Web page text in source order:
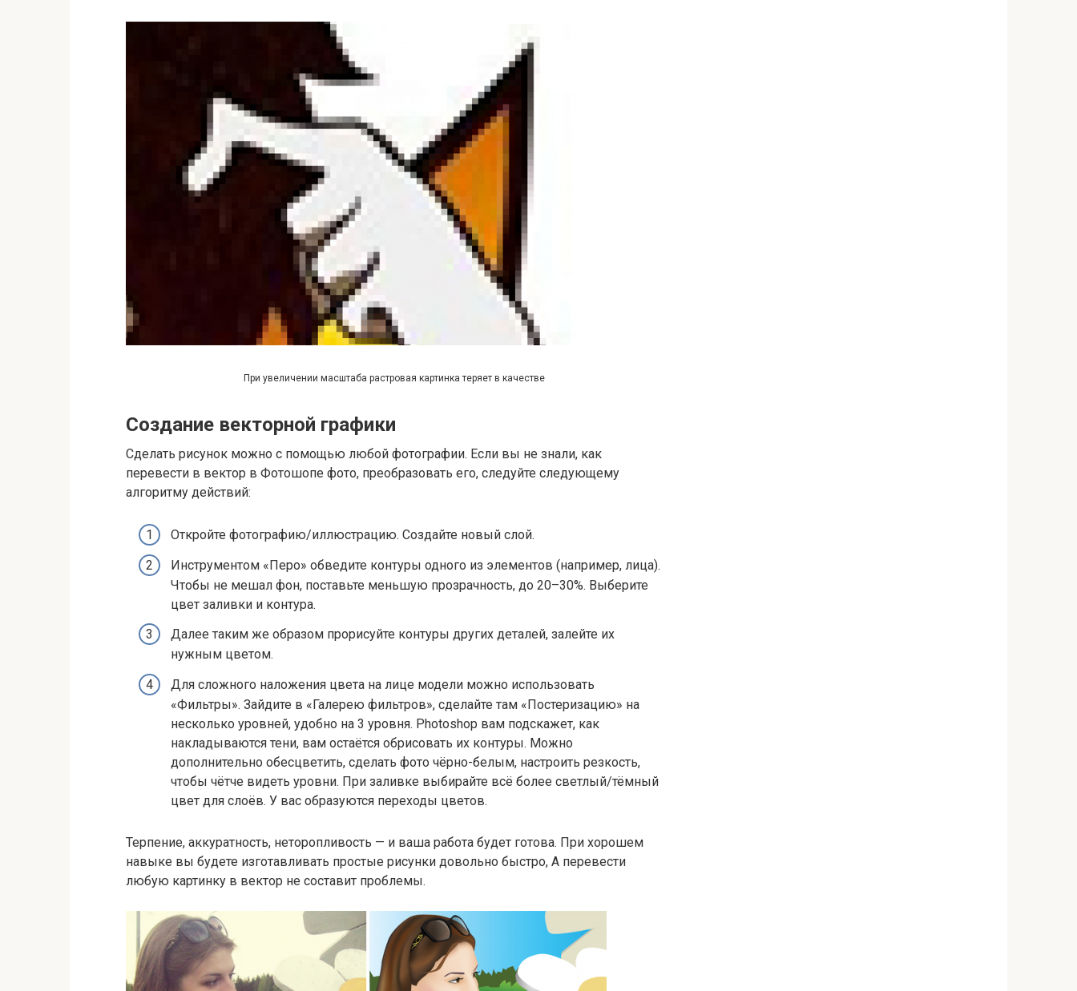
При увеличении масштаба растровая картинка теряет в качестве
Создание векторной графики
Сделать рисунок можно с помощью любой фотографии. Если вы не знали, как
перевести в вектор в Фотошопе фото, преобразовать его, следуйте следующему
алгоритму действий:
Откройте фотографию/иллюстрацию. Создайте новый слой.
Инструментом «Перо» обведите контуры одного из элементов (например, лица).
Чтобы не мешал фон, поставьте меньшую прозрачность, до 20–30%. Выберите
цвет заливки и контура.
Далее таким же образом прорисуйте контуры других деталей, залейте их
нужным цветом.
Для сложного наложения цвета на лице модели можно использовать
«Фильтры». Зайдите в «Галерею фильтров», сделайте там «Постеризацию» на
несколько уровней, удобно на 3 уровня. Photoshop вам подскажет, как
накладываются тени, вам остаётся обрисовать их контуры. Можно
дополнительно обесцветить, сделать фото чёрно-белым, настроить резкость,
чтобы чётче видеть уровни. При заливке выбирайте всё более светлый/тёмный
цвет для слоёв. У вас образуются переходы цветов.
Терпение, аккуратность, неторопливость — и ваша работа будет готова. При хорошем
навыке вы будете изготавливать простые рисунки довольно быстро, А перевести
любую картинку в вектор не составит проблемы.